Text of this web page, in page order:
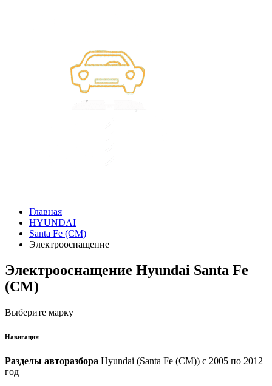
Главная
HYUNDAI
Santa Fe (CM)
Электрооснащение
Электрооснащение Hyundai Santa Fe
(CM)
Выберите марку
Навигация
Разделы авторазбора Hyundai (Santa Fe (CM)) с 2005 по 2012
год